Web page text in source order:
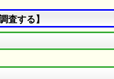
査する】